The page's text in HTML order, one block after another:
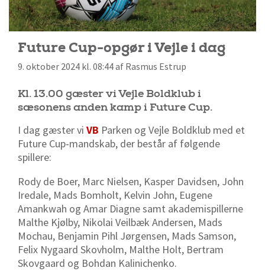
Future Cup-opgør i Vejle i dag
9. oktober 2024 kl. 08:44 af Rasmus Estrup
Kl. 13.00 gæster vi Vejle Boldklub i
sæsonens anden kamp i Future Cup.
I dag gæster vi VB Parken og Vejle Boldklub med et
Future Cup-mandskab, der består af følgende
spillere:
Rody de Boer, Marc Nielsen, Kasper Davidsen, John
Iredale, Mads Bomholt, Kelvin John, Eugene
Amankwah og Amar Diagne samt akademispillerne
Malthe Kjølby, Nikolai Veilbæk Andersen, Mads
Mochau, Benjamin Pihl Jørgensen, Mads Samson,
Felix Nygaard Skovholm, Malthe Holt, Bertram
Skovgaard og Bohdan Kalinichenko.